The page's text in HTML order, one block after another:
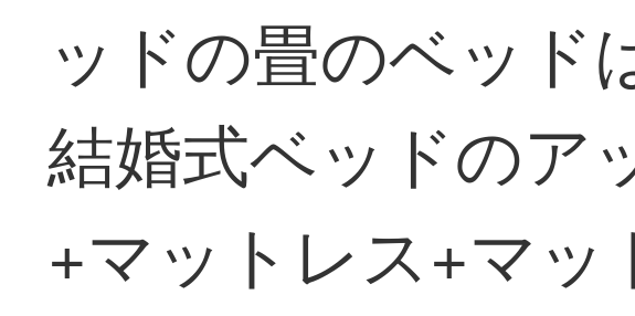
ッドの畳のベッド
結婚式ベッドのア
+マットレス+マ